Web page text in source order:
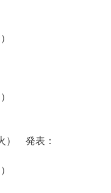
） 発表：